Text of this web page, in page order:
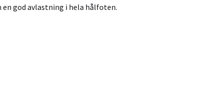
god avlastning i hela hålfoten.